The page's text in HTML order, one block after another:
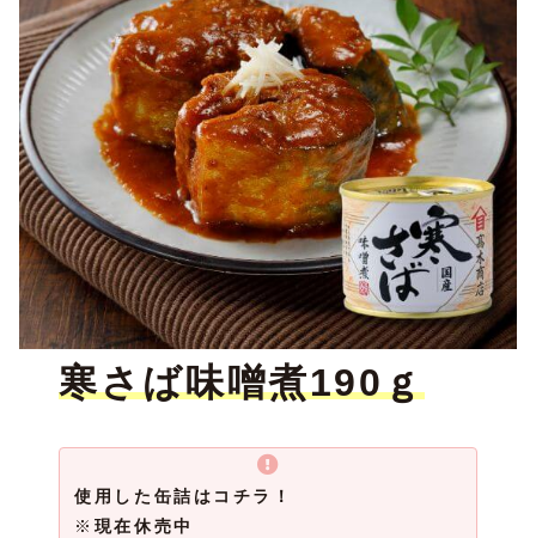
寒さば味噌煮190ｇ
使用した缶詰はコチラ！
※ 現在休売中